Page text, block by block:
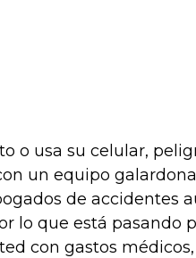
o usa su celular,
un equipo
de accidentes
lo que está pasando
con gastos